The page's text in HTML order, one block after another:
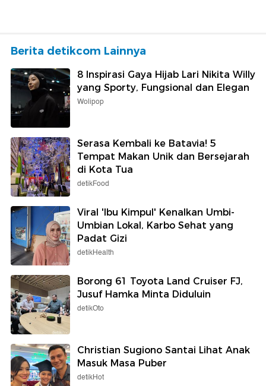
Berita detikcom Lainnya
8 Inspirasi Gaya Hijab Lari Nikita Willy
yang Sporty, Fungsional dan Elegan
Wolipop
Serasa Kembali ke Batavia! 5
Tempat Makan Unik dan Bersejarah
di Kota Tua
detikFood
Viral 'Ibu Kimpul' Kenalkan Umbi-
Umbian Lokal, Karbo Sehat yang
Padat Gizi
detikHealth
Borong 61 Toyota Land Cruiser FJ,
Jusuf Hamka Minta Diduluin
detikOto
Christian Sugiono Santai Lihat Anak
Masuk Masa Puber
detikHot